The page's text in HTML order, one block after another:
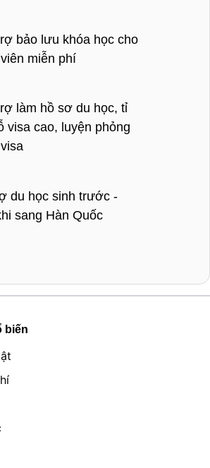
bảo lưu khóa học cho
miễn phí
làm hồ sơ du học, tỉ
visa cao, luyện phỏng
du học sinh trước -
sang Hàn Quốc
biến